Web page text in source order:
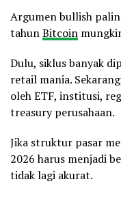
Argumen bullish
tahunBitcoin
Dulu, siklus banyak
retail mania.
oleh ETF, institusi,
treasury perusahaan.
Jika struktur pasar
2026 harus menjadi
tidak lagi akurat.